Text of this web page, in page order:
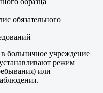
образца
обязательного
больничное учреждение
режим
или